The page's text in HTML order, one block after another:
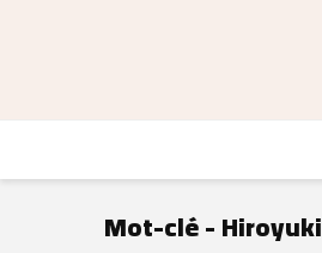
Mot-clé - Hiroyuki